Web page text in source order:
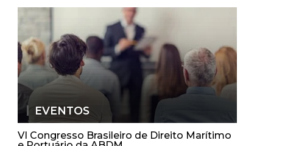
EVENTOS
VI Congresso Brasileiro de Direito Marítimo